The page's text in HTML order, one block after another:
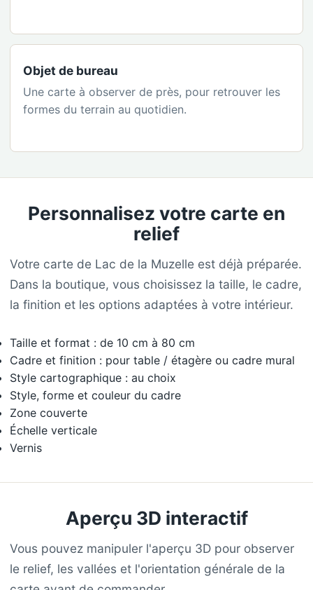
Objet de bureau
Une carte à observer de près, pour retrouver les
formes du terrain au quotidien.
Personnalisez votre carte en
relief
Votre carte de Lac de la Muzelle est déjà préparée.
Dans la boutique, vous choisissez la taille, le cadre,
la finition et les options adaptées à votre intérieur.
Taille et format : de 10 cm à 80 cm
Cadre et finition : pour table / étagère ou cadre mural
Style cartographique : au choix
Style, forme et couleur du cadre
Zone couverte
Échelle verticale
Vernis
Aperçu 3D interactif
Vous pouvez manipuler l'aperçu 3D pour observer
le relief, les vallées et l'orientation générale de la